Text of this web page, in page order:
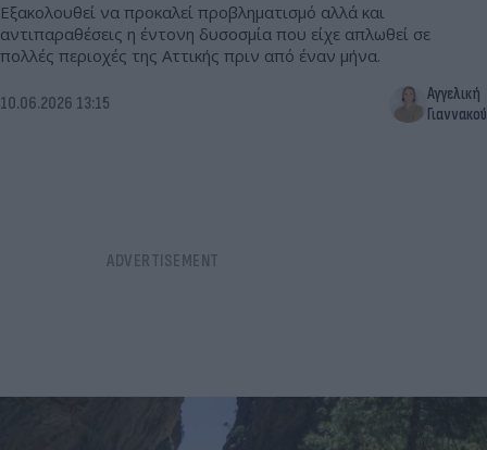
Εξακολουθεί να προκαλεί προβληματισμό αλλά και
αντιπαραθέσεις η έντονη δυσοσμία που είχε απλωθεί σε
πολλές περιοχές της Αττικής πριν από έναν μήνα.
10.06.2026 13:15
Αγγελική
Γιαννακού